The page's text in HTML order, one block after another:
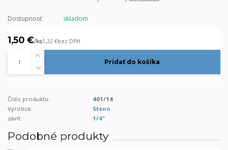
Dostupnosť skladom
1,50 €/ks1,22 €bez DPH
Pridať do košíka
Číslo produktu:
401/14
Výrobca:
Steno
závit:
1/4"
Podobné produkty